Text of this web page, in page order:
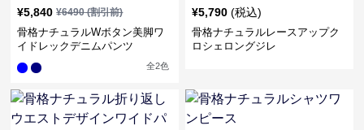
¥5,840 ¥6490(割引前)
骨格ナチュラルWボタン美脚ワ
イドレックデニムパンツ
全2色
¥5,790 (税込)
骨格ナチュラルレースアップク
ロシェロングジレ